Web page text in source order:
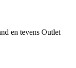
en tevens Outlet